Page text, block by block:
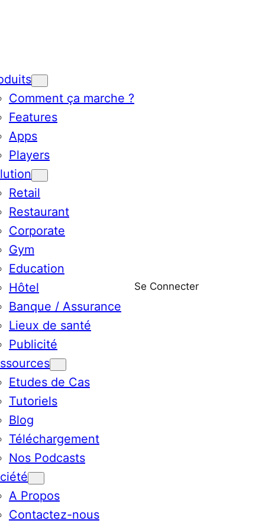
Comment ça marche ?
Features
Apps
Players
Retail
Restaurant
Corporate
Gym
Education
Hôtel
Banque / Assurance
Lieux de santé
Publicité
Etudes de Cas
Tutoriels
Blog
Téléchargement
Nos Podcasts
A Propos
Contactez-nous
Se Connecter